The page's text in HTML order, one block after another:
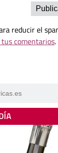
reducir el
tus comentarios.